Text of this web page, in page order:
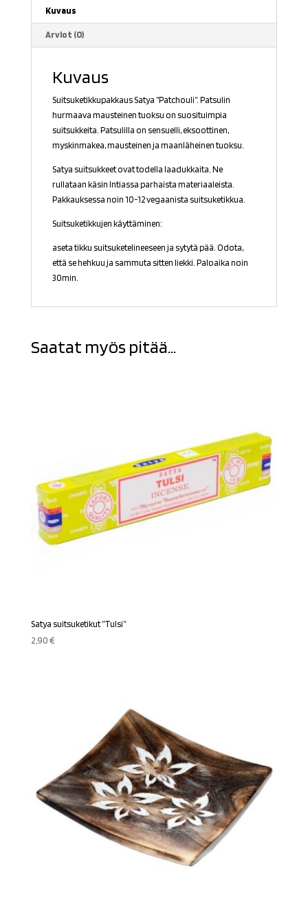
Kuvaus
Arviot (0)
Kuvaus
Suitsuketikkupakkaus Satya ”Patchouli”. Patsulin
hurmaava mausteinen tuoksu on suosituimpia
suitsukkeita. Patsulilla on sensuelli, eksoottinen,
myskinmakea, mausteinen ja maanläheinen tuoksu.
Satya suitsukkeet ovat todella laadukkaita. Ne
rullataan käsin Intiassa parhaista materiaaleista.
Pakkauksessa noin 10-12 vegaanista suitsuketikkua.
Suitsuketikkujen käyttäminen:
aseta tikku suitsuketelineeseen ja sytytä pää. Odota,
että se hehkuu ja sammuta sitten liekki. Paloaika noin
30min.
Saatat myös pitää...
Satya suitsuketikut ”Tulsi”
2,90€